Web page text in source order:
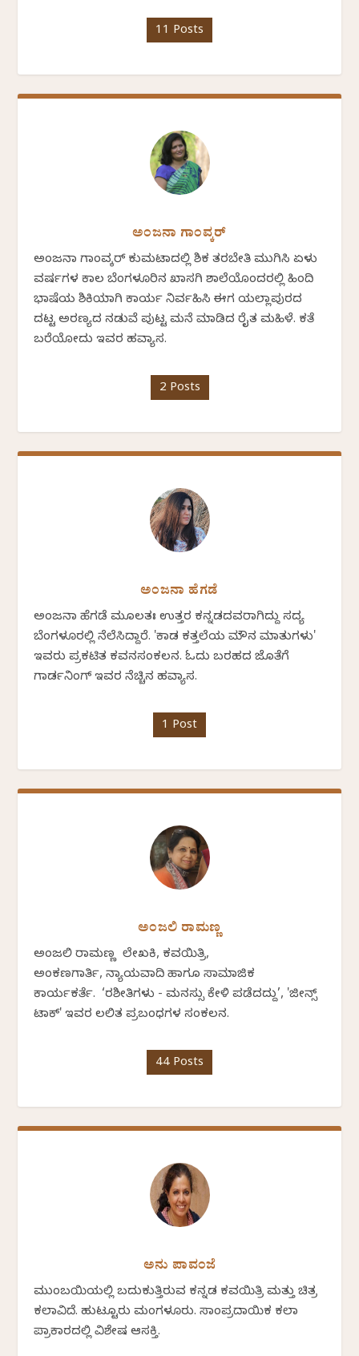
11 Posts
ಅಂಜನಾ ಗಾಂವ್ಕರ್
ಅಂಜನಾ ಗಾಂವ್ಕರ್ ಕುಮಟಾದಲ್ಲಿ ಶಿಕ್ಷಕ ತರಬೇತಿ ಮುಗಿಸಿ ಏಳು
ವರ್ಷಗಳ ಕಾಲ ಬೆಂಗಳೂರಿನ ಖಾಸಗಿ ಶಾಲೆಯೊಂದರಲ್ಲಿ ಹಿಂದಿ
ಭಾಷೆಯ ಶಿಕ್ಷಕಿಯಾಗಿ ಕಾರ್ಯ ನಿರ್ವಹಿಸಿ ಈಗ ಯಲ್ಲಾಪುರದ
ದಟ್ಟ ಅರಣ್ಯದ ನಡುವೆ ಪುಟ್ಟ ಮನೆ ಮಾಡಿದ ರೈತ ಮಹಿಳೆ. ಕತೆ
ಬರೆಯೋದು ಇವರ ಹವ್ಯಾಸ.
2 Posts
ಅಂಜನಾ ಹೆಗಡೆ
ಅಂಜನಾ ಹೆಗಡೆ ಮೂಲತಃ ಉತ್ತರ ಕನ್ನಡದವರಾಗಿದ್ದು ಸದ್ಯ
ಬೆಂಗಳೂರಲ್ಲಿ ನೆಲೆಸಿದ್ದಾರೆ. 'ಕಾಡ ಕತ್ತಲೆಯ ಮೌನ ಮಾತುಗಳು'
ಇವರು ಪ್ರಕಟಿತ ಕವನಸಂಕಲನ. ಓದು ಬರಹದ ಜೊತೆಗೆ
ಗಾರ್ಡನಿಂಗ್ ಇವರ ನೆಚ್ಚಿನ ಹವ್ಯಾಸ.
1 Post
ಅಂಜಲಿ ರಾಮಣ್ಣ
ಅಂಜಲಿ ರಾಮಣ್ಣ ಲೇಖಕಿ, ಕವಯಿತ್ರಿ,
ಅಂಕಣಗಾರ್ತಿ, ನ್ಯಾಯವಾದಿ ಹಾಗೂ ಸಾಮಾಜಿಕ
ಕಾರ್ಯಕರ್ತೆ. ‘ರಶೀತಿಗಳು - ಮನಸ್ಸು ಕೇಳಿ ಪಡೆದದ್ದು’, 'ಜೀನ್ಸ್
ಟಾಕ್' ಇವರ ಲಲಿತ ಪ್ರಬಂಧಗಳ ಸಂಕಲನ.
44 Posts
ಅನು ಪಾವಂಜೆ
ಮುಂಬಯಿಯಲ್ಲಿ ಬದುಕುತ್ತಿರುವ ಕನ್ನಡ ಕವಯಿತ್ರಿ ಮತ್ತು ಚಿತ್ರ
ಕಲಾವಿದೆ. ಹುಟ್ಟೂರು ಮಂಗಳೂರು. ಸಾಂಪ್ರದಾಯಿಕ ಕಲಾ
ಪ್ರಾಕಾರದಲ್ಲಿ ವಿಶೇಷ ಆಸಕ್ತಿ.